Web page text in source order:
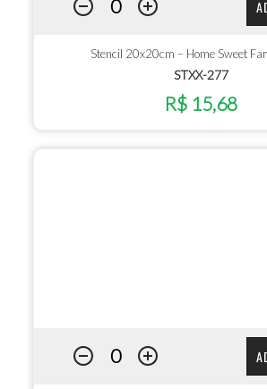
Stencil 20x20cm – Home Sweet
STXX-277
R$ 15,68